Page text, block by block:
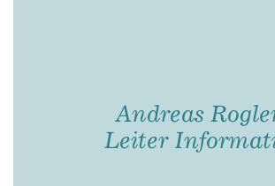
Andreas
Leiter